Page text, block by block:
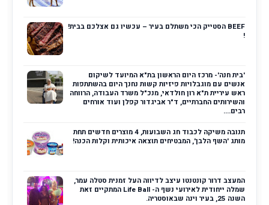
BEEF הסטייק הכי משתלם בעיר – עכשיו גם אצלכם בבית!
!
'בית חנה'- מרכז היום הראשון בת"א המיועד לשיקום
אנשים עם מוגבלויות פיזיות קשות נחנך היום בהשתתפות
ראש עיריית ת"א רון חולדאי, מנכ"ל משרד העבודה, הרווחה
והשירותים החברתיים, ד"ר אביגדור קפלן ועוד אורחים
רבים....
תנובה משיקה לכבוד חג השבועות, 4 מוצרים חדשים תחת
מותג 'השף הלבן', המבטיחים תוצאה איכותית וקלות הכנה!
המעצב דרור קונטנטו עיצב לדיווה העל זמנית סטלה עמר,
שמלה ייחודית לאירועי נשף ה- Life Ball המתקיים זאת
השנה 25, בעיר וינה שבאוסטריה.